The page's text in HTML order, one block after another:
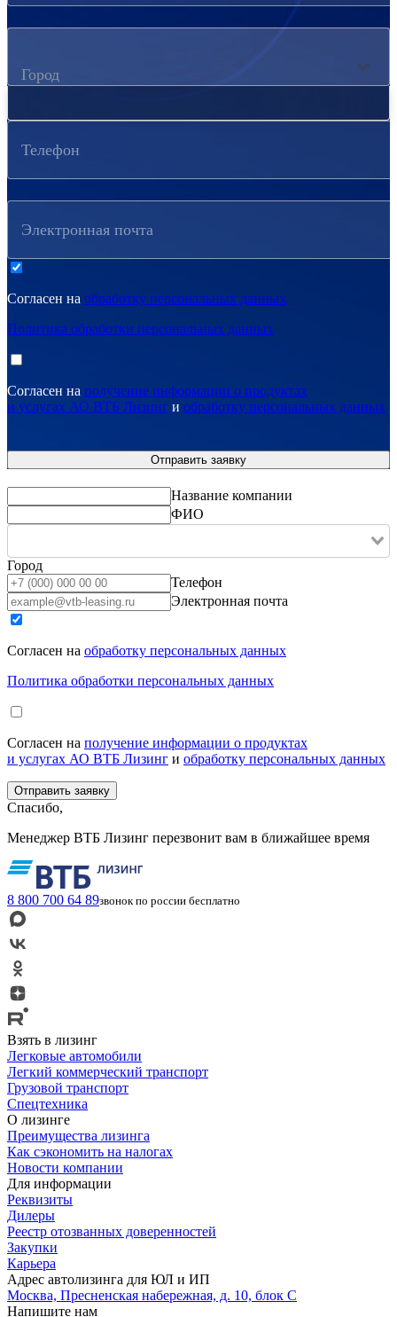
Город
Телефон
Электронная почта
Согласен на обработку персональных данных
Политика обработки персональных данных
Согласен на получение информации о продуктах
и услугах АО ВТБ Лизинг и обработку персональных данных
Название компании
ФИО
Город
Телефон
Электронная почта
Согласен на обработку персональных данных
Политика обработки персональных данных
Согласен на получение информации о продуктах
и услугах АО ВТБ Лизинг и обработку персональных данных
Спасибо,
Менеджер ВТБ Лизинг перезвонит вам в ближайшее время
8 800 700 64 89звонок по россии бесплатно
Взять в лизинг
Легковые автомобили
Легкий коммерческий транспорт
Грузовой транспорт
Спецтехника
О лизинге
Преимущества лизинга
Как сэкономить на налогах
Новости компании
Для информации
Реквизиты
Дилеры
Реестр отозванных доверенностей
Закупки
Карьера
Адрес автолизинга для ЮЛ и ИП
Москва, Пресненская набережная, д. 10, блок С
Напишите нам